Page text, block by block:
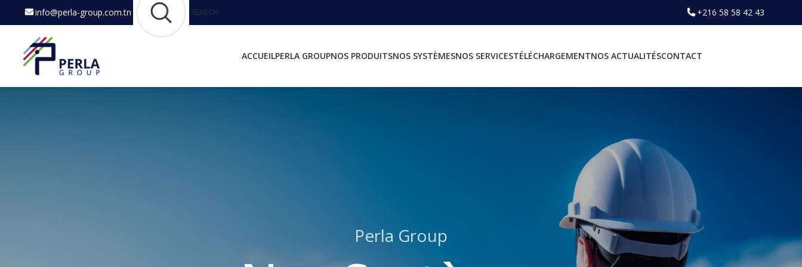
info@perla-group.com.tn SEARCH +216 58 58 42 43
ACCUEILPERLA GROUPNOS PRODUITSNOS SYSTÈMESNOS SERVICESTÉLÉCHARGEMENTNOS ACTUALITÉSCONTACT
Perla Group